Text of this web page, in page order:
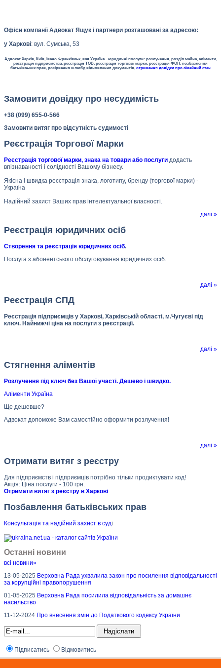
Офіси компанії Адвокат Ящук і партнери розташовані за адресою:
у Харкові: вул. Сумська, 53
Адвокат Харків, Київ, Івано-Франківськ, вся Україна - юридичні послуги: розлучення, розділ майна, аліменти,
реєстрація підприємства, реєстрація ТОВ, реєстрація торгової марки, реєстрація ФОП, позбавлення
батьківських прав, розірвання шлюбу, відновлення документів, отримання довідки про сімейний стан
Замовити довідку про несудимість
+38 (099) 655-0-566
Замовити витяг про відсутність судимості
Реєстрація Торгової Марки
Реєстрація торгової марки, знака на товари або послуги додасть
впізнаваності і солідності Вашому бізнесу.
Якісна і швидка реєстрація знака, логотипу, бренду (торгової марки) -
Україна
Надійний захист Ваших прав інтелектуальної власності.
далі »
Реєстрація юридичних осіб
Створення та реєстрація юридичних осіб.
Послуга з абонентського обслуговування юридичних осіб.
далі »
Реєстрація СПД
Реєстрація підприємців у Харкові, Харківській області, м.Чугуєві під
ключ. Найнижчі ціна на послуги з реєстрації.
далі »
Стягнення аліментів
Розлучення під ключ без Вашої участі. Дешево і швидко.
Аліменти Україна
Ще дешевше?
Адвокат допоможе Вам самостійно оформити розлучення!
далі »
Отримати витяг з реєстру
Для підприємств і підприємців потрібно тільки продиктувати код!
Акція: Ціна послуги - 100 грн.
Отримати витяг з реєстру в Харкові
Позбавлення батьківських прав
Консультація та надійний захист в суді
Останні новини
всі новини»
13-05-2025 Верховна Рада ухвалила закон про посилення відповідальності
за корупційні правопорушення
01-05-2025 Верховна Рада посилила відповідальність за домашнє
насильство
11-12-2024 Про внесення змін до Податкового кодексу України
Підписатись Відмовитись